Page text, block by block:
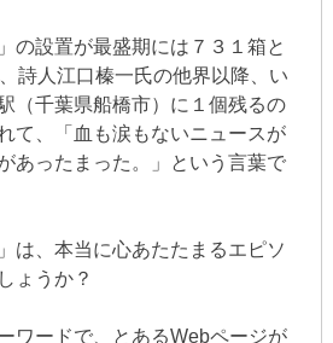
の設置が最盛期には７３１箱と
詩人江口榛一氏の他界以降、い
（千葉県船橋市）に１個残るの
て、「血も涙もないニュースが
あったまった。」という言葉で
は、本当に心あたたまるエピソ
ょうか？
ワードで、とあるWebページが